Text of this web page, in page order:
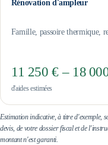
Rénovation d'ampleur
Famille, passoire thermique,
11 250 € – 18
d'aides estimées
Estimation indicative, à titre d'exemple,
devis, de votre dossier fiscal et de
montant n'est garanti.